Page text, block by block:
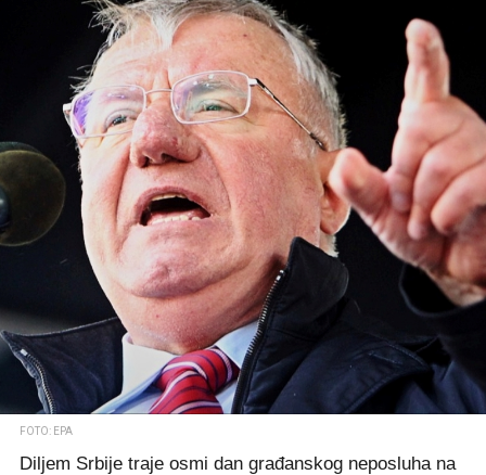
FOTO: EPA
Diljem Srbije traje osmi dan građanskog neposluha na